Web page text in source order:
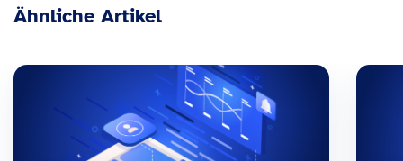
Ähnliche Artikel